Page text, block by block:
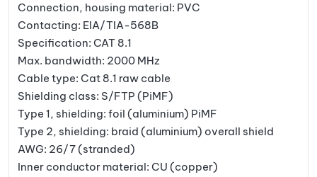
Connection, housing material: PVC
Contacting: EIA/TIA-568B
Specification: CAT 8.1
Max. bandwidth: 2000 MHz
Cable type: Cat 8.1 raw cable
Shielding class: S/FTP (PiMF)
Type 1, shielding: foil (aluminium) PiMF
Type 2, shielding: braid (aluminium) overall shield
AWG: 26/7 (stranded)
Inner conductor material: CU (copper)